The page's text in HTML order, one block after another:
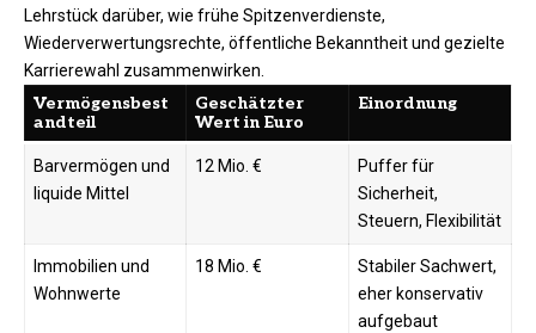
Lehrstück darüber, wie frühe Spitzenverdienste,
Wiederverwertungsrechte, öffentliche Bekanntheit und gezielte
Karrierewahl zusammenwirken.
Vermögensbest
andteil
Geschätzter
Wert in Euro
Einordnung
Barvermögen und
liquide Mittel
12 Mio. €
Puffer für
Sicherheit,
Steuern, Flexibilität
Immobilien und
Wohnwerte
18 Mio. €
Stabiler Sachwert,
eher konservativ
aufgebaut